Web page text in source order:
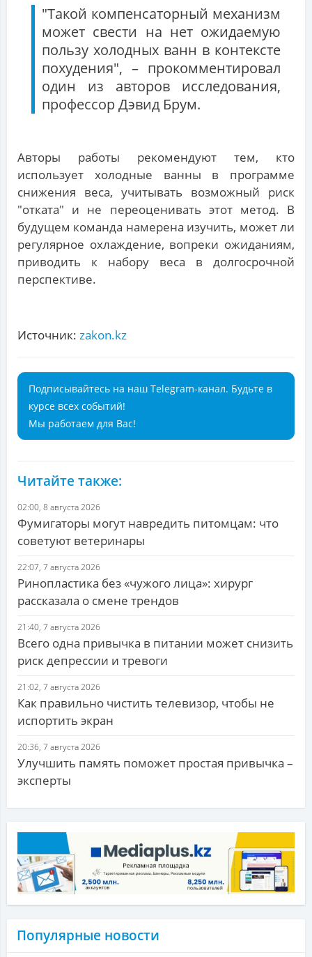
"Такой компенсаторный механизм
может свести на нет ожидаемую
пользу холодных ванн в контексте
похудения", – прокомментировал
один из авторов исследования,
профессор Дэвид Брум.
Авторы работы рекомендуют тем, кто
использует холодные ванны в программе
снижения веса, учитывать возможный риск
"отката" и не переоценивать этот метод. В
будущем команда намерена изучить, может ли
регулярное охлаждение, вопреки ожиданиям,
приводить к набору веса в долгосрочной
перспективе.
Источник: zakon.kz
Подписывайтесь на наш Telegram-канал. Будьте в
курсе всех событий!
Мы работаем для Вас!
Читайте также:
02:00, 8 августа 2026
Фумигаторы могут навредить питомцам: что
советуют ветеринары
22:07, 7 августа 2026
Ринопластика без «чужого лица»: хирург
рассказала о смене трендов
21:40, 7 августа 2026
Всего одна привычка в питании может снизить
риск депрессии и тревоги
21:02, 7 августа 2026
Как правильно чистить телевизор, чтобы не
испортить экран
20:36, 7 августа 2026
Улучшить память поможет простая привычка –
эксперты
Популярные новости